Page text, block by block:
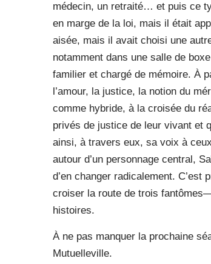
médecin, un retraité… et puis ce
en marge de la loi, mais il était
aisée, mais il avait choisi une
notamment dans une salle de
familier et chargé de mémoire. À
l’amour, la justice, la notion du
comme hybride, à la croisée du
privés de justice de leur vivant et
ainsi, à travers eux, sa voix à
autour d’un personnage central,
d’en changer radicalement.
croiser la route de trois
histoires.
À ne pas manquer la prochaine
Mutuelleville.